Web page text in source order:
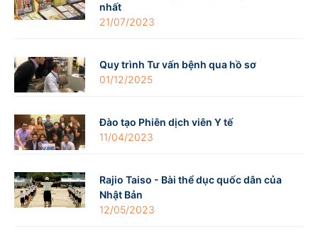
nhất
21/07/2023
Quy trình Tư vấn bệnh qua hồ sơ
01/12/2025
Đào tạo Phiên dịch viên Y tế
11/04/2023
Rajio Taiso - Bài thể dục quốc dân của
Nhật Bản
12/05/2023